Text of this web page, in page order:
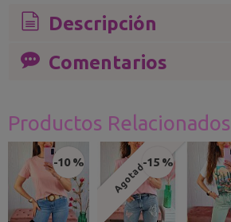
Descripción
Comentarios
Productos Relacionados
-10 % Agotado-15 %